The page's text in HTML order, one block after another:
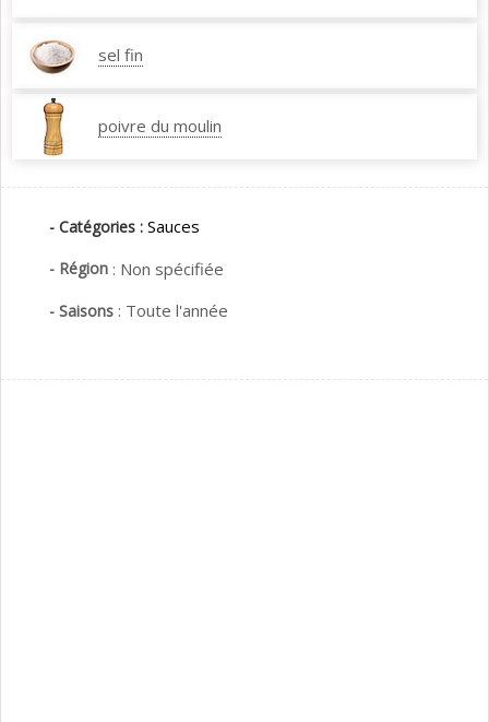
sel fin
poivre du moulin
- Catégories : Sauces
- Région : Non spécifiée
- Saisons : Toute l'année